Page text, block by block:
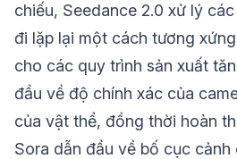
chiếu, Seedance 2.0 xử lý
đi lặp lại một cách tương
cho các quy trình sản xuất
đầu về độ chính xác của
của vật thể, đồng thời hoàn
Sora dẫn đầu về bố cục cảnh